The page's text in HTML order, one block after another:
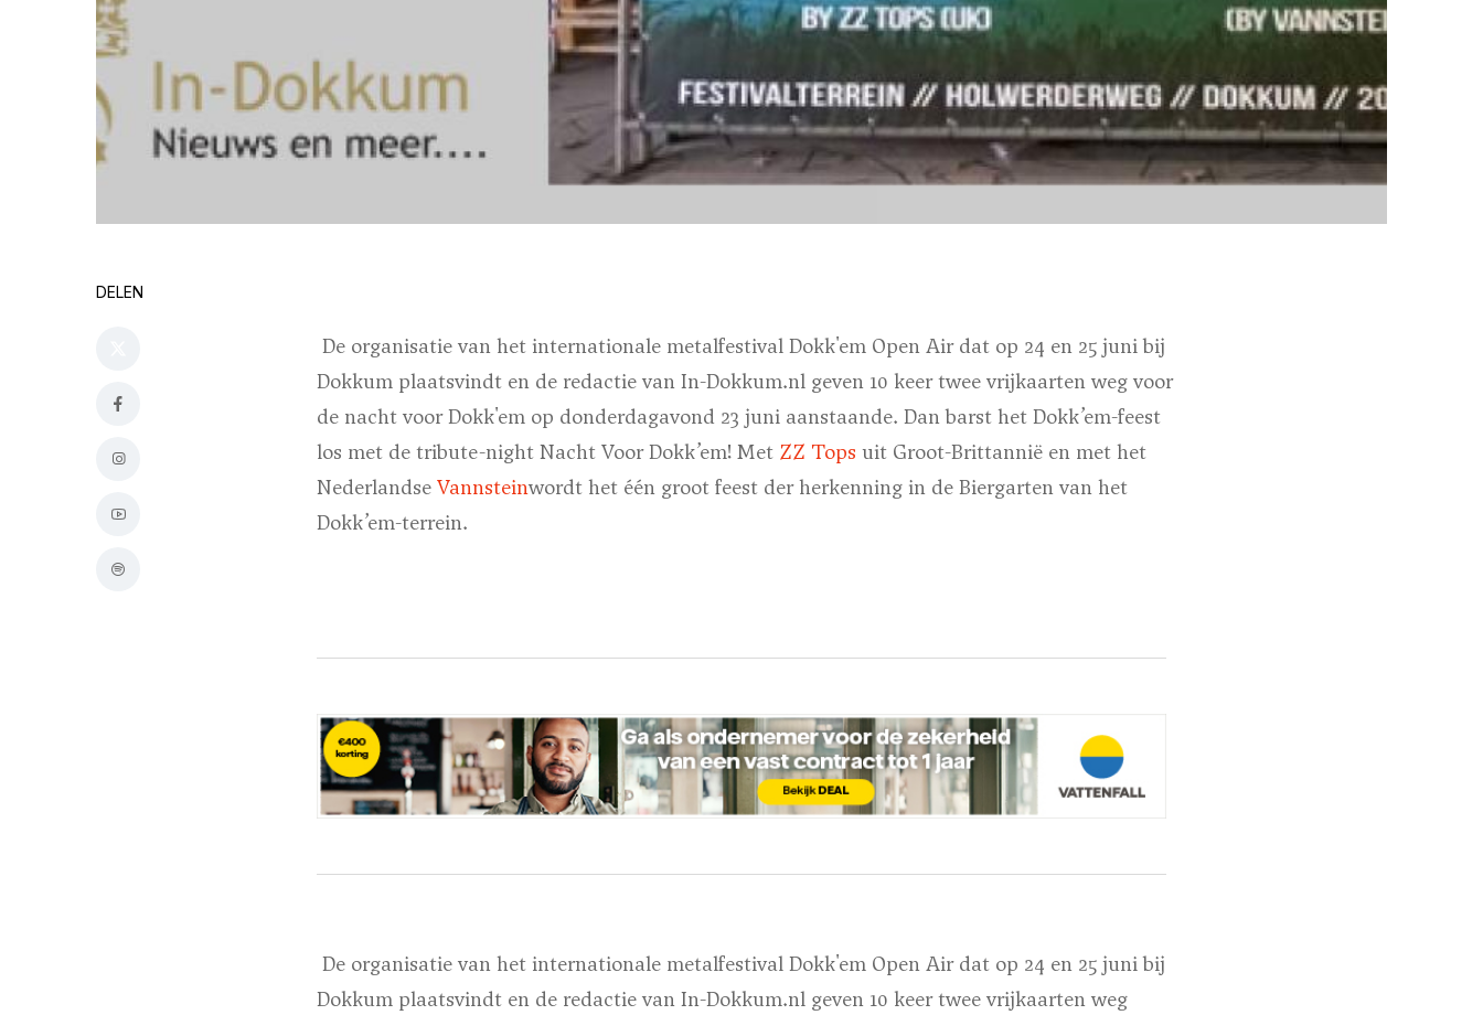
DELEN
De organisatie van het internationale metalfestival Dokk'em Open Air dat op 24 en 25 juni bij
Dokkum plaatsvindt en de redactie van In-Dokkum.nl geven 10 keer twee vrijkaarten weg voor
de nacht voor Dokk'em op donderdagavond 23 juni aanstaande. Dan barst het Dokk’em-feest
los met de tribute-night Nacht Voor Dokk’em! Met ZZ Tops uit Groot-Brittannië en met het
Nederlandse Vannsteinwordt het één groot feest der herkenning in de Biergarten van het
Dokk’em-terrein.
De organisatie van het internationale metalfestival Dokk'em Open Air dat op 24 en 25 juni bij
Dokkum plaatsvindt en de redactie van In-Dokkum.nl geven 10 keer twee vrijkaarten weg